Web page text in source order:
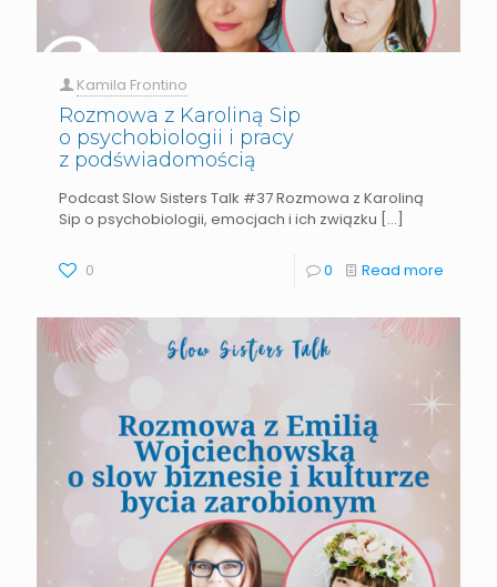
Kamila Frontino
Rozmowa z Karoliną Sip
o psychobiologii i pracy
z podświadomością​
Podcast Slow Sisters Talk #37 Rozmowa z Karoliną
Sip o psychobiologii, emocjach i ich związku […]
0 0 Read more